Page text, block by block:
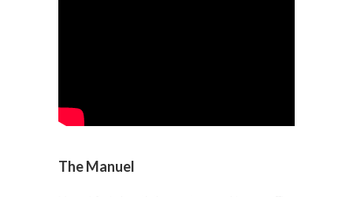
The Manuel